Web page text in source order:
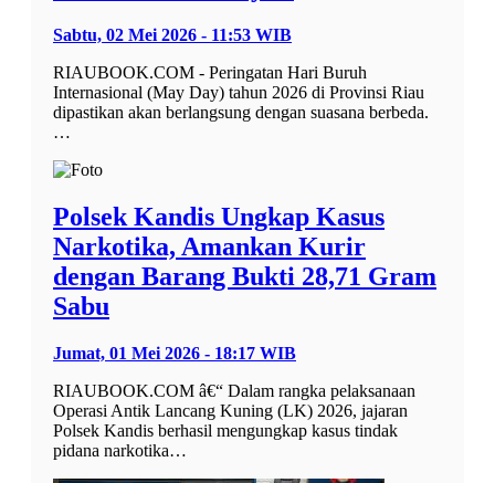
Sabtu, 02 Mei 2026 - 11:53 WIB
RIAUBOOK.COM - Peringatan Hari Buruh
Internasional (May Day) tahun 2026 di Provinsi Riau
dipastikan akan berlangsung dengan suasana berbeda.
…
Polsek Kandis Ungkap Kasus
Narkotika, Amankan Kurir
dengan Barang Bukti 28,71 Gram
Sabu
Jumat, 01 Mei 2026 - 18:17 WIB
RIAUBOOK.COM â€“ Dalam rangka pelaksanaan
Operasi Antik Lancang Kuning (LK) 2026, jajaran
Polsek Kandis berhasil mengungkap kasus tindak
pidana narkotika…